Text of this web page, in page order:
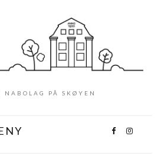
NABOLAG PÅ SKØYEN